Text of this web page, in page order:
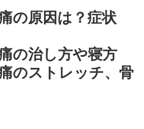
の原因は？症状
の治し方や寝方
のストレッチ、骨